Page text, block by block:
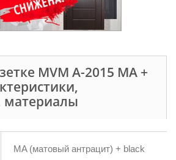
MVM А-2015 МА +
материалы
MA (матовый антрацит) + black